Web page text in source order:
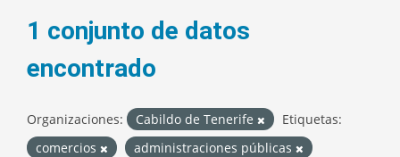
1 conjunto de datos
encontrado
Organizaciones: Cabildo de Tenerife
Etiquetas:
comercios
administraciones públicas